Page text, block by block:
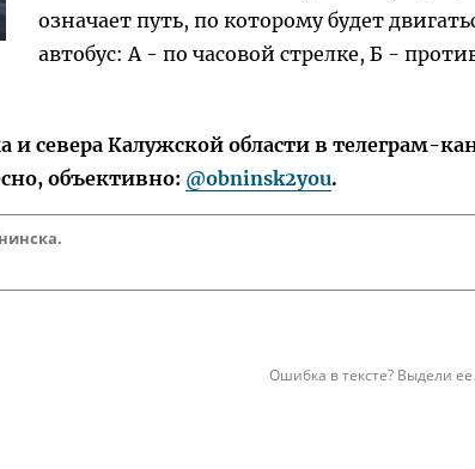
означает путь, по которому будет
автобус: А - по часовой стрелке, Б -
севера Калужской области в телеграм-
объективно: @obninsk2you.
Ошибка в тексте? Выдели